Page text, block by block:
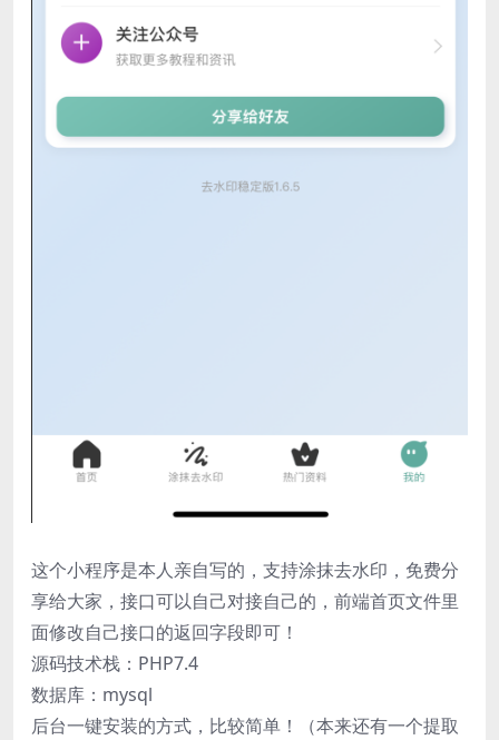
这个小程序是本人亲自写的，支持涂抹去水印，免费分
享给大家，接口可以自己对接自己的，前端首页文件里
面修改自己接口的返回字段即可！
源码技术栈：PHP7.4
数据库：mysql
后台一键安装的方式，比较简单！（本来还有一个提取